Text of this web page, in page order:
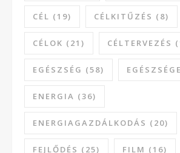
CÉL (19) CÉLKITŰZÉS (8)
CÉLOK (21) CÉLTERVEZÉS
EGÉSZSÉG (58)
ENERGIA (36)
ENERGIAGAZDÁLKODÁS (20)
FEJLŐDÉS (25) FILM (16)